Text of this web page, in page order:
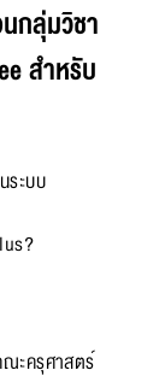
กลุ่มวิชา
สำหรับ
ระบบ
ะครุศาสตร์